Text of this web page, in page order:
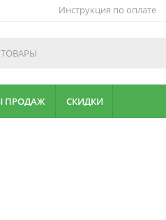
Инструкция по оплате
ПРОДАЖ СКИДКИ